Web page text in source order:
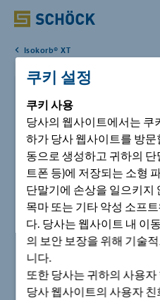
쿠키 설정
쿠키 사용
당사의 웹사이트에서는 쿠
하가 당사 웹사이트를 방
동으로 생성하고 귀하의
트폰 등)에 저장되는 소형
단말기에 손상을 일으키지
목마 또는 기타 악성 소프
다. 당사는 웹사이트 내 이
의 보안 보장을 위해 기술
니다.
또한 당사는 귀하의 사용
당사 웹사이트의 사용자
Home
솔루션
자료실
시공사례
회사
고객지원
Korea (KR) 한국어
Isokorb® XT
Schöck Isokorb®
Schöck Isokorb® XT type D
구조용 열교차단재입니다
니 또는 지지형 발코니 및
력을 양방향으로 전달합니